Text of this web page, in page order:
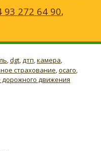
93 272 64 90,
,dgt,дтп,камера,
страхование осаго
движения